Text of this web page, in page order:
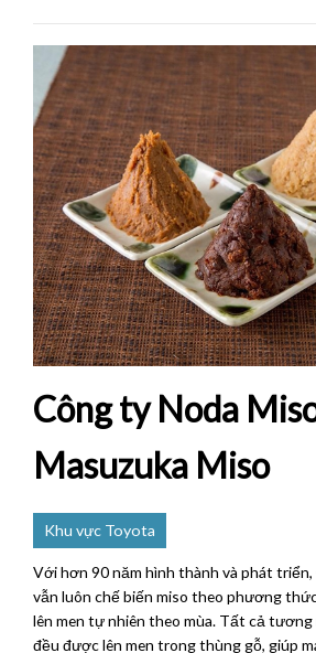
Công ty Noda
Masuzuka Miso
Khu vực Toyota
Với hơn 90 năm hình thành và phát
vẫn luôn chế biến miso theo phương
lên men tự nhiên theo mùa. Tất cả tương
đều được lên men trong thùng gỗ, giúp